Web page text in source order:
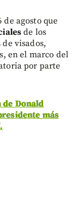
agosto que
de los
visados,
en el marco del
por parte
Donald
más